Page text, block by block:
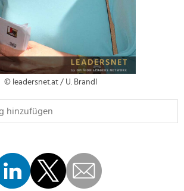
© leadersnet.at / U. Brandl